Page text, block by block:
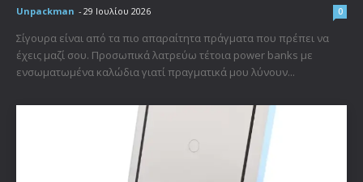
Unpackman - 29 Ιουλίου 2026 0
Σίγουρα είναι από τα πιο απαραίτητα πράγματα που πρέπει να
έχεις μαζί σου. Προσωπικά λατρεύω τέτοια power banks με
ενσωματωμένα καλώδια γιατί πραγματικά μου λύνουν...